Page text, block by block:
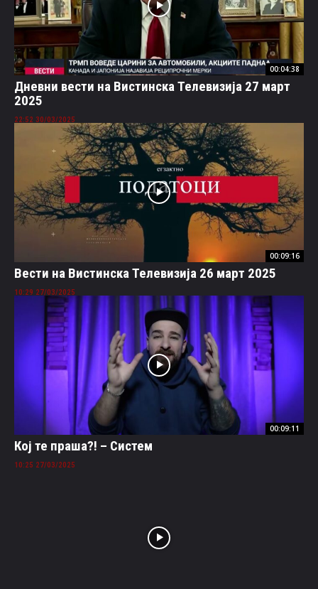
00:04:38
Дневни вести на Вистинска Телевизија 27 март
2025
30/03/2025 22:52
00:09:16
Вести на Вистинска Телевизија 26 март 2025
27/03/2025 10:29
00:09:11
Кој те праша?! – Систем
27/03/2025 10:25